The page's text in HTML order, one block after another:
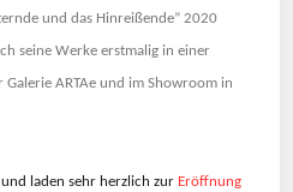
und das Hinreißende” 2020
seine Werke erstmalig in einer
Galerie ARTAe und im Showroom in
laden sehr herzlichzur Eröffnung